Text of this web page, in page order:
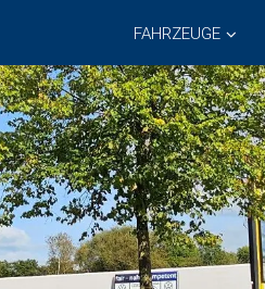
FAHRZEUGE